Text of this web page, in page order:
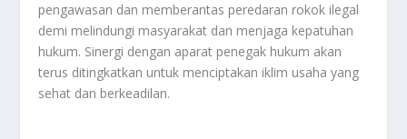
pengawasan dan memberantas peredaran rokok ilegal
demi melindungi masyarakat dan menjaga kepatuhan
hukum. Sinergi dengan aparat penegak hukum akan
terus ditingkatkan untuk menciptakan iklim usaha yang
sehat dan berkeadilan.